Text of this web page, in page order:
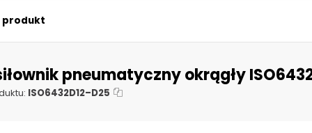
produkt
pneumatyczny okrągły
ISO6432D12–D25